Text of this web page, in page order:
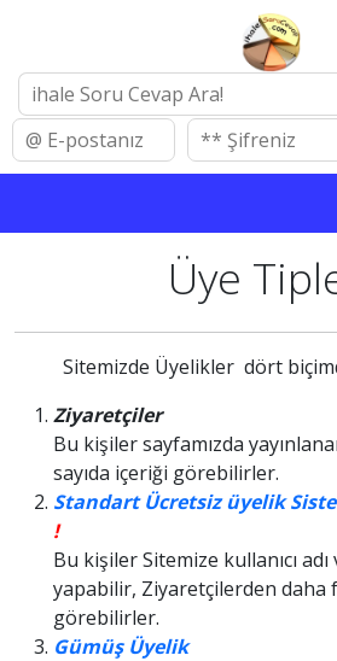
Üye
Sitemizde Üyelikler dört
Ziyaretçiler
Bu kişiler sayfamızda
sayıda içeriği görebilirler.
Standart Ücretsiz üyelik
!
Bu kişiler Sitemize kullanıcı
yapabilir, Ziyaretçilerden daha
görebilirler.
Gümüş Üyelik